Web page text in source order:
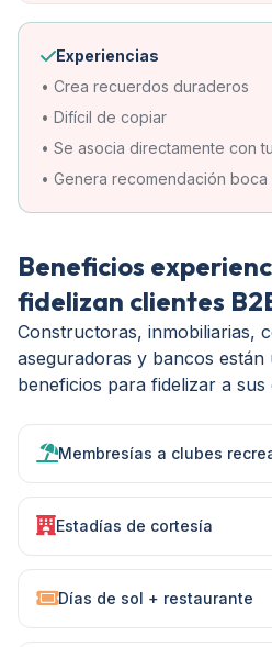
Experiencias
• Crea recuerdos duraderos
• Difícil de copiar
• Se asocia directamente con
• Genera recomendación boca
Beneficios
fidelizan clientes
Constructoras, inmobiliarias,
aseguradoras y bancos están
beneficios para fidelizar a sus
Membresías a clubes
Estadías de cortesía
Días de sol + restaurante